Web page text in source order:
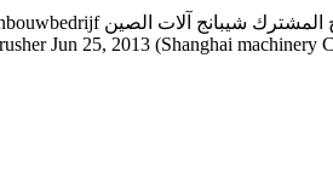
Jun 25, 2013 (Shanghai machinery